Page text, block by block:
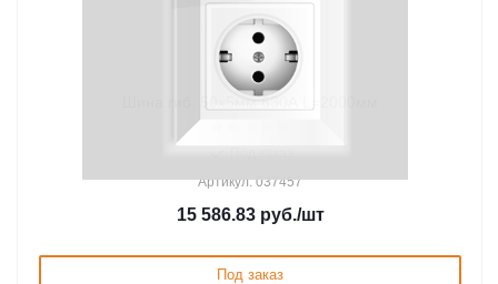
Шина гиб. 50х5мм 630А L=2000мм
Артикул: 037457
15 586.83руб./шт
Под заказ